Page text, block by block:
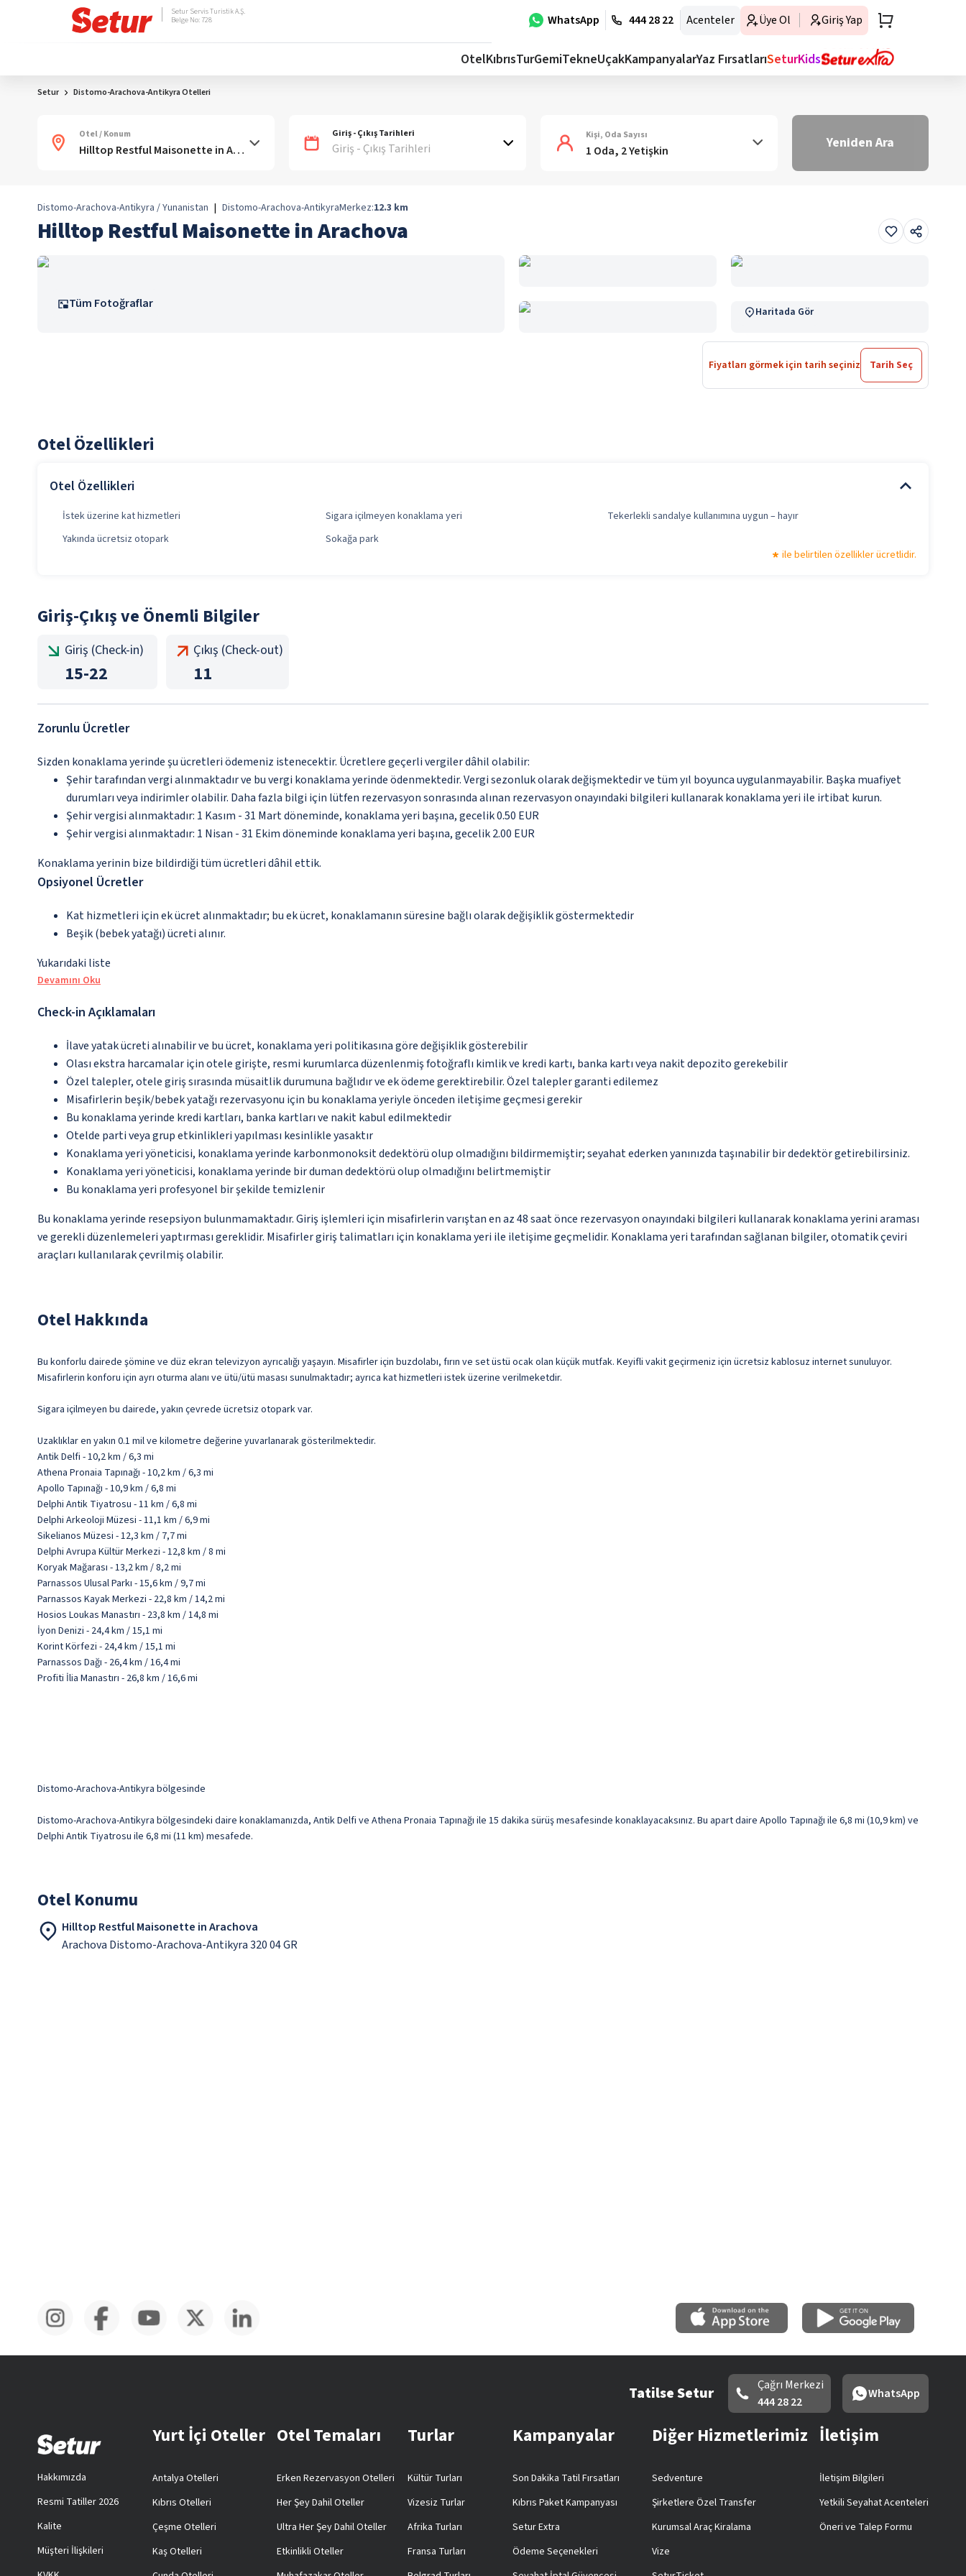
WhatsApp 444 28 22 Acenteler Üye Ol Giriş Yap
Setur Servis Turistik A.Ş.
Belge No: 728
OtelKıbrısTurGemiTekneUçakKampanyalarYaz FırsatlarıSeturKids
Setur Distomo-Arachova-Antikyra Otelleri
Otel / Konum Giriş - Çıkış Tarihleri
Giriş - Çıkış Tarihleri
Kişi, Oda Sayısı
1 Oda, 2 Yetişkin Yeniden Ara
Distomo-Arachova-Antikyra / Yunanistan | Distomo-Arachova-AntikyraMerkez:12.3 km
Hilltop Restful Maisonette in Arachova
Tüm Fotoğraflar
Haritada Gör
Fiyatları görmek için tarih seçiniz Tarih Seç
Otel Özellikleri
Otel Özellikleri
İstek üzerine kat hizmetleri Sigara içilmeyen konaklama yeri
Tekerlekli sandalye kullanımına uygun – hayır
Yakında ücretsiz otopark
Sokağa park
ile belirtilen özellikler ücretlidir.
Giriş-Çıkış ve Önemli Bilgiler
Giriş (Check-in)
15-22
Çıkış (Check-out)
11
Zorunlu Ücretler
Sizden konaklama yerinde şu ücretleri ödemeniz istenecektir. Ücretlere geçerli vergiler dâhil olabilir:
Şehir tarafından vergi alınmaktadır ve bu vergi konaklama yerinde ödenmektedir. Vergi sezonluk olarak değişmektedir ve tüm yıl boyunca uygulanmayabilir. Başka muafiyet
durumları veya indirimler olabilir. Daha fazla bilgi için lütfen rezervasyon sonrasında alınan rezervasyon onayındaki bilgileri kullanarak konaklama yeri ile irtibat kurun.
Şehir vergisi alınmaktadır: 1 Kasım - 31 Mart döneminde, konaklama yeri başına, gecelik 0.50 EUR
Şehir vergisi alınmaktadır: 1 Nisan - 31 Ekim döneminde konaklama yeri başına, gecelik 2.00 EUR
Konaklama yerinin bize bildirdiği tüm ücretleri dâhil ettik.
Opsiyonel Ücretler
Kat hizmetleri için ek ücret alınmaktadır; bu ek ücret, konaklamanın süresine bağlı olarak değişiklik göstermektedir
Beşik (bebek yatağı) ücreti alınır.
Yukarıdaki liste
Devamını Oku
Check-in Açıklamaları
İlave yatak ücreti alınabilir ve bu ücret, konaklama yeri politikasına göre değişiklik gösterebilir
Olası ekstra harcamalar için otele girişte, resmi kurumlarca düzenlenmiş fotoğraflı kimlik ve kredi kartı, banka kartı veya nakit depozito gerekebilir
Özel talepler, otele giriş sırasında müsaitlik durumuna bağlıdır ve ek ödeme gerektirebilir. Özel talepler garanti edilemez
Misafirlerin beşik/bebek yatağı rezervasyonu için bu konaklama yeriyle önceden iletişime geçmesi gerekir
Bu konaklama yerinde kredi kartları, banka kartları ve nakit kabul edilmektedir
Otelde parti veya grup etkinlikleri yapılması kesinlikle yasaktır
Konaklama yeri yöneticisi, konaklama yerinde karbonmonoksit dedektörü olup olmadığını bildirmemiştir; seyahat ederken yanınızda taşınabilir bir dedektör getirebilirsiniz.
Konaklama yeri yöneticisi, konaklama yerinde bir duman dedektörü olup olmadığını belirtmemiştir
Bu konaklama yeri profesyonel bir şekilde temizlenir
Bu konaklama yerinde resepsiyon bulunmamaktadır. Giriş işlemleri için misafirlerin varıştan en az 48 saat önce rezervasyon onayındaki bilgileri kullanarak konaklama yerini araması
ve gerekli düzenlemeleri yaptırması gereklidir. Misafirler giriş talimatları için konaklama yeri ile iletişime geçmelidir. Konaklama yeri tarafından sağlanan bilgiler, otomatik çeviri
araçları kullanılarak çevrilmiş olabilir.
Otel Hakkında
Bu konforlu dairede şömine ve düz ekran televizyon ayrıcalığı yaşayın. Misafirler için buzdolabı, fırın ve set üstü ocak olan küçük mutfak. Keyifli vakit geçirmeniz için ücretsiz kablosuz internet sunuluyor.
Misafirlerin konforu için ayrı oturma alanı ve ütü/ütü masası sunulmaktadır; ayrıca kat hizmetleri istek üzerine verilmeketdir.
Sigara içilmeyen bu dairede, yakın çevrede ücretsiz otopark var.
Uzaklıklar en yakın 0.1 mil ve kilometre değerine yuvarlanarak gösterilmektedir.
Antik Delfi - 10,2 km / 6,3 mi
Athena Pronaia Tapınağı - 10,2 km / 6,3 mi
Apollo Tapınağı - 10,9 km / 6,8 mi
Delphi Antik Tiyatrosu - 11 km / 6,8 mi
Delphi Arkeoloji Müzesi - 11,1 km / 6,9 mi
Sikelianos Müzesi - 12,3 km / 7,7 mi
Delphi Avrupa Kültür Merkezi - 12,8 km / 8 mi
Koryak Mağarası - 13,2 km / 8,2 mi
Parnassos Ulusal Parkı - 15,6 km / 9,7 mi
Parnassos Kayak Merkezi - 22,8 km / 14,2 mi
Hosios Loukas Manastırı - 23,8 km / 14,8 mi
İyon Denizi - 24,4 km / 15,1 mi
Korint Körfezi - 24,4 km / 15,1 mi
Parnassos Dağı - 26,4 km / 16,4 mi
Profiti İlia Manastırı - 26,8 km / 16,6 mi
Distomo-Arachova-Antikyra bölgesinde
Distomo-Arachova-Antikyra bölgesindeki daire konaklamanızda, Antik Delfi ve Athena Pronaia Tapınağı ile 15 dakika sürüş mesafesinde konaklayacaksınız. Bu apart daire Apollo Tapınağı ile 6,8 mi (10,9 km) ve
Delphi Antik Tiyatrosu ile 6,8 mi (11 km) mesafede.
Otel Konumu
Hilltop Restful Maisonette in Arachova
Arachova Distomo-Arachova-Antikyra 320 04 GR
Tatilse Setur
Çağrı Merkezi
444 28 22
WhatsApp
Hakkımızda
Resmi Tatiller 2026
Kalite
Müşteri İlişkileri
Yurt İçi Oteller
Antalya Otelleri
Kıbrıs Otelleri
Çeşme Otelleri
Kaş Otelleri
Otel Temaları
Erken Rezervasyon Otelleri
Her Şey Dahil Oteller
Ultra Her Şey Dahil Oteller
Etkinlikli Oteller
Turlar
Kültür Turları
Vizesiz Turlar
Afrika Turları
Fransa Turları
Kampanyalar
Son Dakika Tatil Fırsatları
Kıbrıs Paket Kampanyası
Setur Extra
Ödeme Seçenekleri
Diğer Hizmetlerimiz
Sedventure
Şirketlere Özel Transfer
Kurumsal Araç Kiralama
Vize
İletişim
İletişim Bilgileri
Yetkili Seyahat Acenteleri
Öneri ve Talep Formu